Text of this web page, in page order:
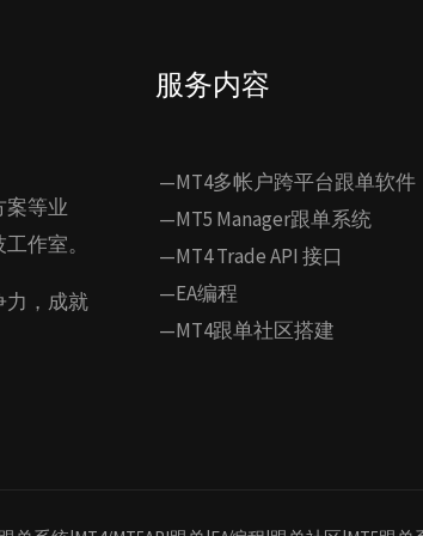
案等业
作室。
力，成就
服务内容
—MT4多帐户跨平台跟单软件
—MT5 Manager跟单系统
—MT4 Trade API 接口
—EA编程
—MT4跟单社区搭建